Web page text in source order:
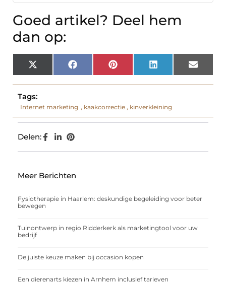
Goed artikel? Deel hem
dan op:
X
(Twitter)
Facebook Pinterest LinkedIn Email
Tags:
Internet marketing , kaakcorrectie , kinverkleining
Delen:
Meer Berichten
Fysiotherapie in Haarlem: deskundige begeleiding voor beter
bewegen
Tuinontwerp in regio Ridderkerk als marketingtool voor uw
bedrijf
De juiste keuze maken bij occasion kopen
Een dierenarts kiezen in Arnhem inclusief tarieven